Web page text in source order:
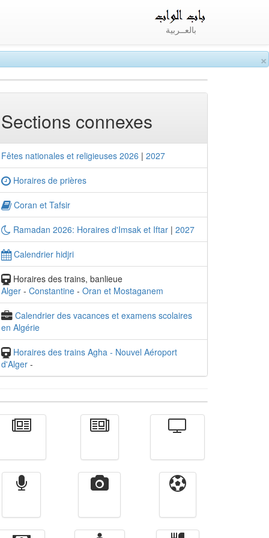
×
بالعــربية
Sections connexes
Fêtes nationales et religieuses 2026 | 2027
Horaires de prières
Coran et Tafsir
Ramadan 2026: Horaires d'Imsak et Iftar | 2027
Calendrier hidjri
Horaires des trains, banlieue
Alger - Constantine - Oran et Mostaganem
Calendrier des vacances et examens scolaires
en Algérie
Horaires des trains Agha - Nouvel Aéroport
d'Alger -